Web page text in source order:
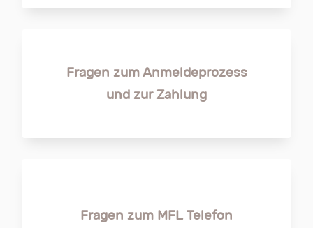
Fragen zum Anmeldeprozess
und zur Zahlung
Fragen zum MFL Telefon